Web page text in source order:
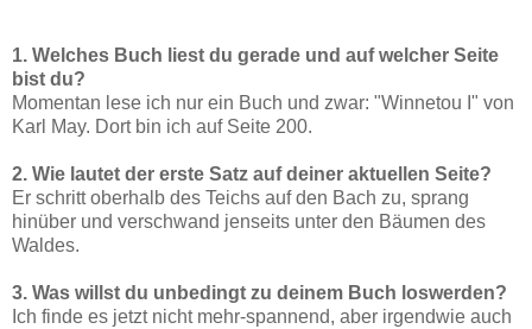
1. Welches Buch liest du gerade und auf welcher Seite
bist du?
Momentan lese ich nur ein Buch und zwar: "Winnetou I" von
Karl May. Dort bin ich auf Seite 200.
2. Wie lautet der erste Satz auf deiner aktuellen Seite?
Er schritt oberhalb des Teichs auf den Bach zu, sprang
hinüber und verschwand jenseits unter den Bäumen des
Waldes.
3. Was willst du unbedingt zu deinem Buch loswerden?
Ich finde es jetzt nicht mehr-spannend, aber irgendwie auch